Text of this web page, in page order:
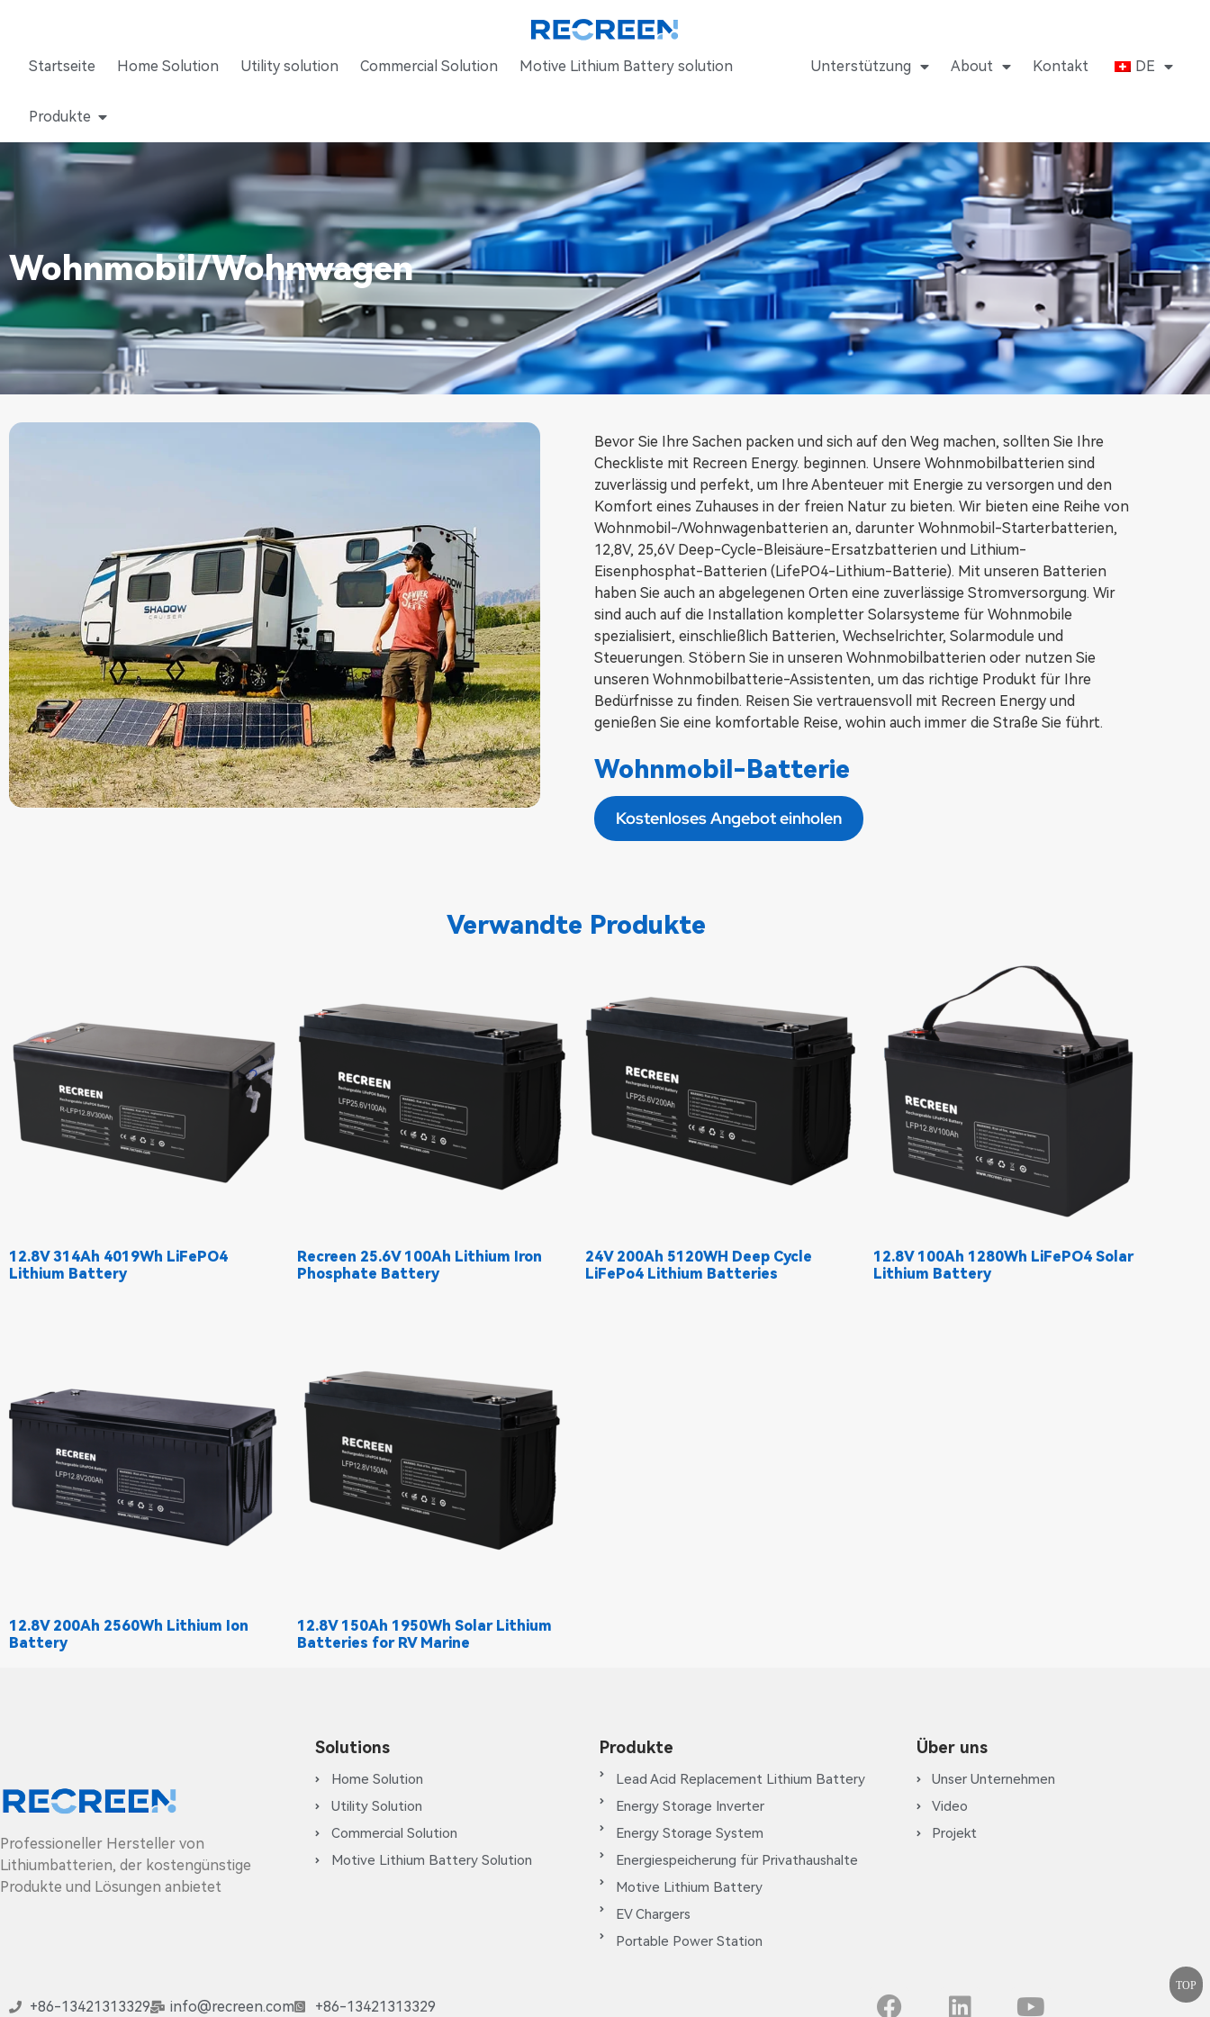
Startseite Home Solution Utility solution Commercial Solution Motive Lithium Battery solution
Produkte
Unterstützung About Kontakt DE
Wohnmobil/Wohnwagen
Bevor Sie Ihre Sachen packen und sich auf den Weg machen, sollten Sie Ihre
Checkliste mit Recreen Energy. beginnen. Unsere Wohnmobilbatterien sind
zuverlässig und perfekt, um Ihre Abenteuer mit Energie zu versorgen und den
Komfort eines Zuhauses in der freien Natur zu bieten. Wir bieten eine Reihe von
Wohnmobil-/Wohnwagenbatterien an, darunter Wohnmobil-Starterbatterien,
12,8V, 25,6V Deep-Cycle-Bleisäure-Ersatzbatterien und Lithium-
Eisenphosphat-Batterien (LifePO4-Lithium-Batterie). Mit unseren Batterien
haben Sie auch an abgelegenen Orten eine zuverlässige Stromversorgung. Wir
sind auch auf die Installation kompletter Solarsysteme für Wohnmobile
spezialisiert, einschließlich Batterien, Wechselrichter, Solarmodule und
Steuerungen. Stöbern Sie in unseren Wohnmobilbatterien oder nutzen Sie
unseren Wohnmobilbatterie-Assistenten, um das richtige Produkt für Ihre
Bedürfnisse zu finden. Reisen Sie vertrauensvoll mit Recreen Energy und
genießen Sie eine komfortable Reise, wohin auch immer die Straße Sie führt.
Wohnmobil-Batterie
Kostenloses Angebot einholen
Verwandte Produkte
12.8V 314Ah 4019Wh LiFePO4
Lithium Battery
Recreen 25.6V 100Ah Lithium Iron
Phosphate Battery
24V 200Ah 5120WH Deep Cycle
LiFePo4 Lithium Batteries
12.8V 100Ah 1280Wh LiFePO4 Solar
Lithium Battery
12.8V 200Ah 2560Wh Lithium Ion
Battery
12.8V 150Ah 1950Wh Solar Lithium
Batteries for RV Marine
TOP
Professioneller Hersteller von
Lithiumbatterien, der kostengünstige
Produkte und Lösungen anbietet
Solutions
Home Solution
Utility Solution
Commercial Solution
Motive Lithium Battery Solution
Produkte
Lead Acid Replacement Lithium Battery
Energy Storage Inverter
Energy Storage System
Energiespeicherung für Privathaushalte
Motive Lithium Battery
EV Chargers
Portable Power Station
Über uns
Unser Unternehmen
Video
Projekt
+86-13421313329 info@recreen.com +86-13421313329